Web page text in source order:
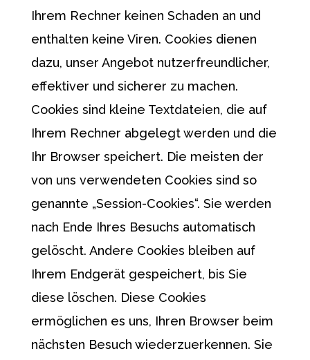
Ihrem Rechner keinen Schaden an und
enthalten keine Viren. Cookies dienen
dazu, unser Angebot nutzerfreundlicher,
effektiver und sicherer zu machen.
Cookies sind kleine Textdateien, die auf
Ihrem Rechner abgelegt werden und die
Ihr Browser speichert. Die meisten der
von uns verwendeten Cookies sind so
genannte „Session-Cookies“. Sie werden
nach Ende Ihres Besuchs automatisch
gelöscht. Andere Cookies bleiben auf
Ihrem Endgerät gespeichert, bis Sie
diese löschen. Diese Cookies
ermöglichen es uns, Ihren Browser beim
nächsten Besuch wiederzuerkennen. Sie